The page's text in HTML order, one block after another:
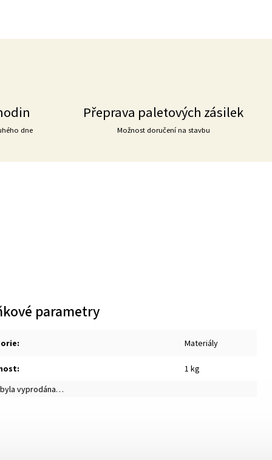
dne
Přeprava paletových zásilek
Možnost doručení na stavbu
parametry
: Materiály
:
1 kg
vyprodána…